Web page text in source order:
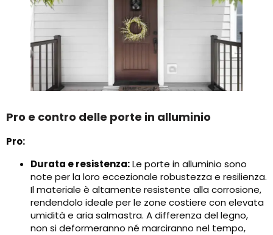
Pro e contro delle porte in alluminio
Pro:
Durata e resistenza:Le porte in alluminio sono
note per la loro eccezionale robustezza e resilienza.
Il materiale è altamente resistente alla corrosione,
rendendolo ideale per le zone costiere con elevata
umidità e aria salmastra. A differenza del legno,
non si deformeranno né marciranno nel tempo,